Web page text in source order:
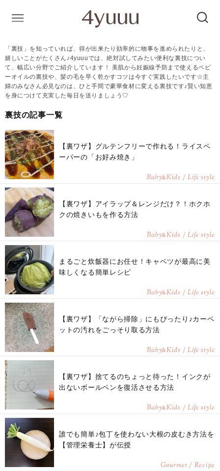
「裏技」を知っていれば、得が出来たり効率的に物事を進められたりと、
嬉しいことがたくさん♪4yuuuでは、絶対試してみたい便利な裏技につい
て、幅広い分野でご紹介しています！ 美肌から妊娠線予防まで使えるベビ
ーオイルの裏技や、髪の毛を早く乾かすコツは今すぐ実践したいです☆主
婦のみなさん必見なのは、ひと手間で豪華食材に変える裏技です♪賢い知恵
を身につけて充実した毎日を送りましょう♡
裏技の記事一覧
【裏ワザ】グルテンフリーで作れる！ライスペ
ーパーの「お好み焼き」
Baby&Kids / Life style
【裏ワザ】アイラップ＆レンジだけ？！ホクホ
クの焼きいもを作る方法
Baby&Kids / Life style
まるごと炊飯器にお任せ！キャベツが最高に美
味しくなる簡単レシピ
Baby&Kids / Life style
【裏ワザ】「ながら掃除」にもぴったり♪カーペ
ットの汚れをごっそり取る方法
Baby&Kids / Life style
【裏ワザ】捨てるのちょっと待った！インクが
出ないボールペンを復活させる方法
Baby&Kids / Life style
誰でも簡単♪包丁を使わない大根の皮むき方法を
【管理栄養士】が伝授
Gourmet / Recipe